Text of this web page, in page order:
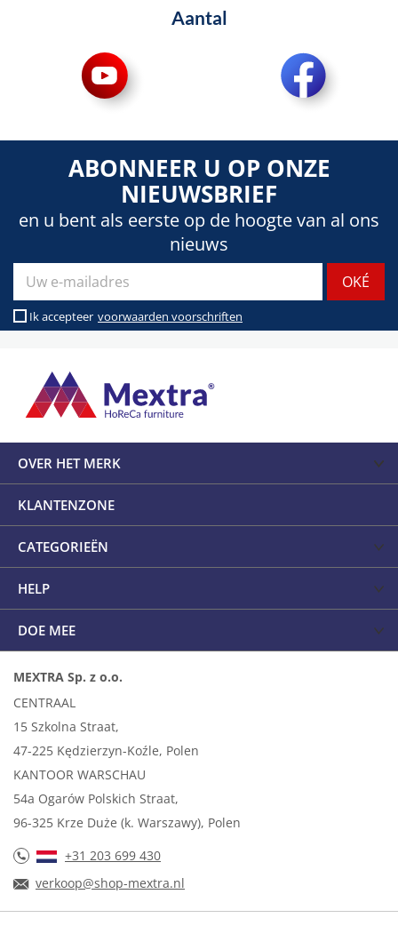
Aantal
ABONNEER U OP ONZE
NIEUWSBRIEF
en u bent als eerste op de hoogte van al ons
nieuws
Ik accepteer voorwaarden voorschriften
OVER HET MERK
KLANTENZONE
CATEGORIEËN
HELP
DOE MEE
MEXTRA Sp. z o.o.
CENTRAAL
15 Szkolna Straat,
47-225 Kędzierzyn-Koźle, Polen
KANTOOR WARSCHAU
54a Ogarów Polskich Straat,
96-325 Krze Duże (k. Warszawy), Polen
+31 203 699 430
verkoop@shop-mextra.nl